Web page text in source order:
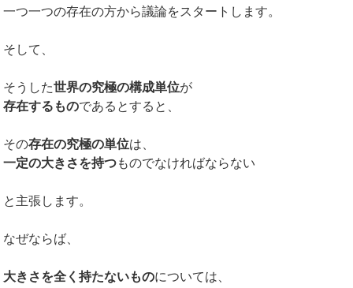
一つ一つの存在の方から議論をスタートします。
そして、
そうした世界の究極の構成単位が
存在するものであるとすると、
その存在の究極の単位は、
一定の大きさを持つものでなければならない
と主張します。
なぜならば、
大きさを全く持たないものについては、